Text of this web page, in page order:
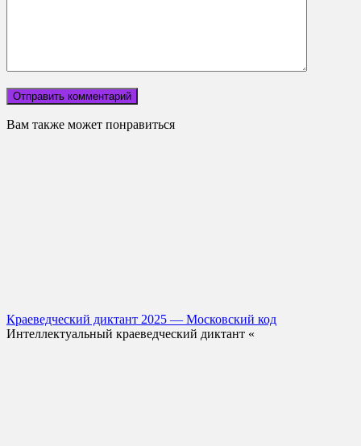
Вам также может понравиться
Краеведческий диктант 2025 — Московский код
Интеллектуальный краеведческий диктант «